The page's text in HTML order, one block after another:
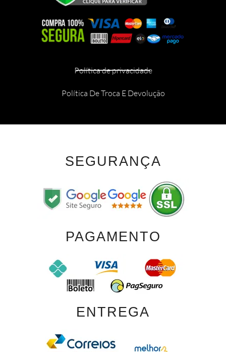
Política de privacidade
Política De Troca E Devolução
SEGURANÇA
PAGAMENTO
ENTREGA